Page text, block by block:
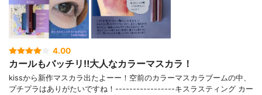
4.00
カールもバッチリ‼️大人なカラーマスカラ！
kissから新作マスカラ出たよーー！空前のカラーマスカラブームの中、
プチプラはありがたいですね！-----------------キスラスティング カー